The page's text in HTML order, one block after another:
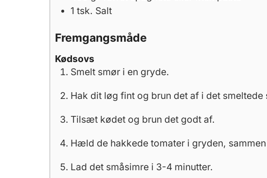
1 tsk. Salt
Fremgangsmåde
Kødsovs
Smelt smør i en gryde.
Hak dit løg fint og brun det af i det smeltede
Tilsæt kødet og brun det godt af.
Hæld de hakkede tomater i gryden,
Lad det småsimre i 3-4 minutter.